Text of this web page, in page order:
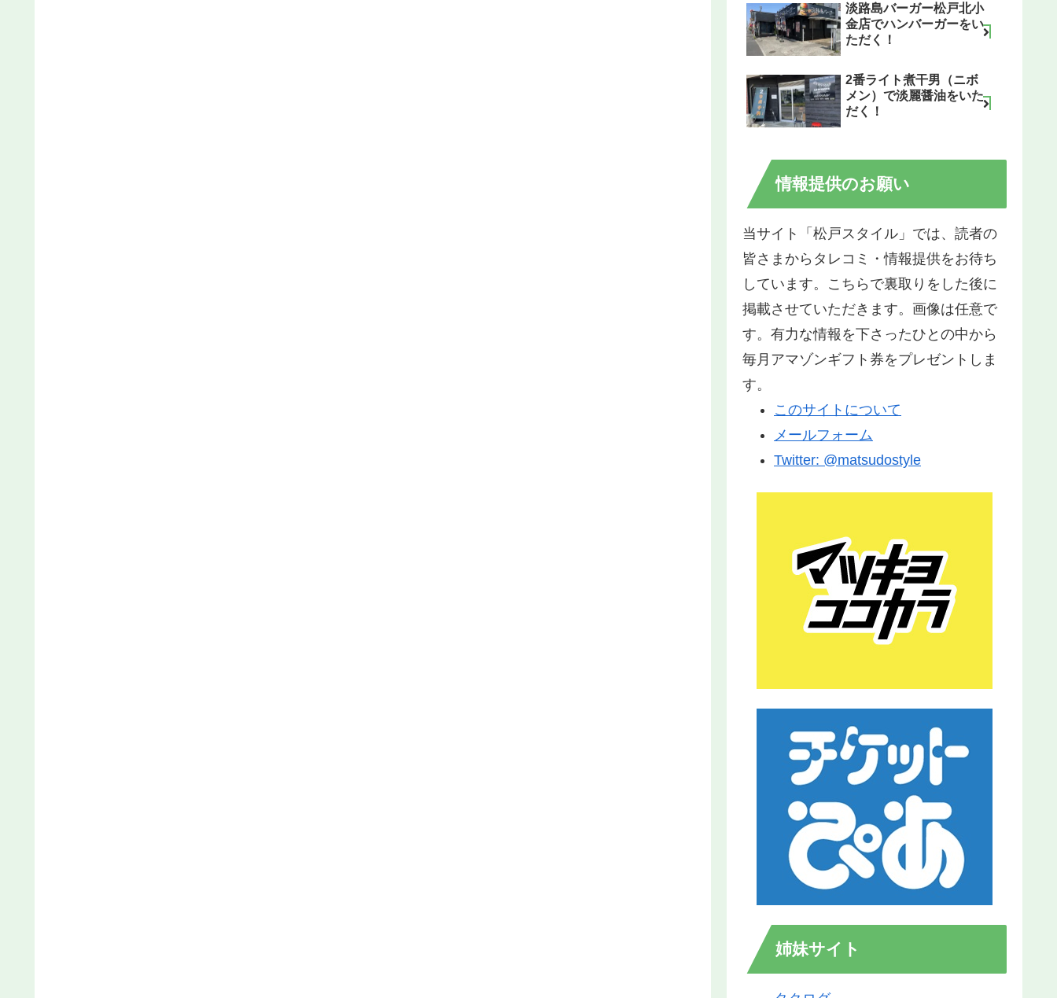
淡路島バーガー松戸北小
金店でハンバーガーをい
ただく！
2番ライト煮干男（ニボ
メン）で淡麗醤油をいた
だく！
情報提供のお願い
当サイト「松戸スタイル」では、読者の
皆さまからタレコミ・情報提供をお待ち
しています。こちらで裏取りをした後に
掲載させていただきます。画像は任意で
す。有力な情報を下さったひとの中から
毎月アマゾンギフト券をプレゼントしま
す。
このサイトについて
メールフォーム
Twitter: @matsudostyle
姉妹サイト